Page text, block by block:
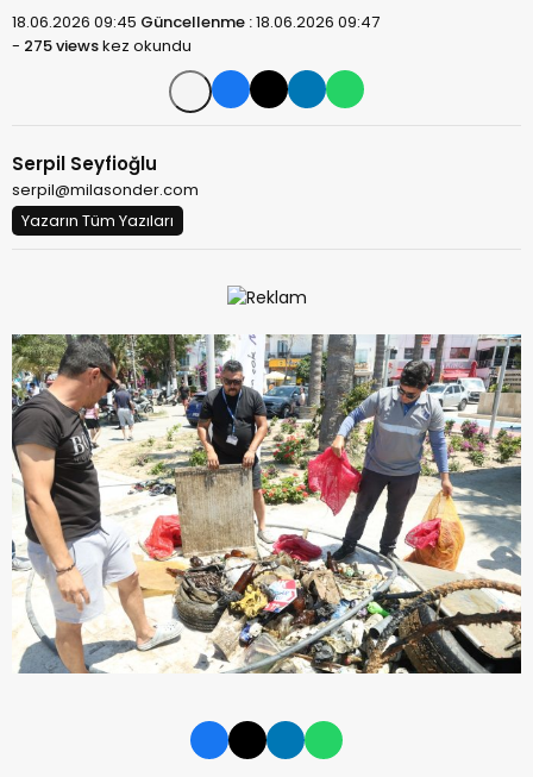
18.06.2026 09:45 Güncellenme :18.06.2026 09:47
- 275 viewskez okundu
Serpil Seyfioğlu
serpil@milasonder.com
Yazarın Tüm Yazıları